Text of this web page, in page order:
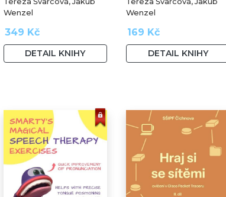
Wenzel
349 Kč
DETAIL KNIHY
Wenzel
169 Kč
DETAIL KNIHY